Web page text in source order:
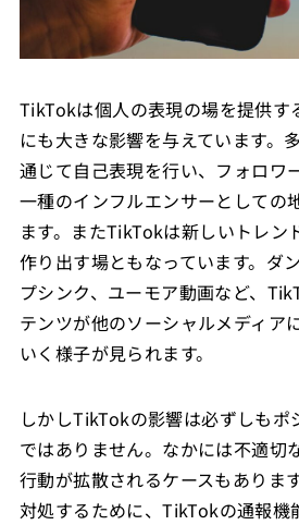
TikTokは個人の表現の場を提供す
にも大きな影響を与えています。
通じて自己表現を行い、フォロワ
一種のインフルエンサーとしての
ます。またTikTokは新しいトレン
作り出す場ともなっています。ダ
プシンク、ユーモア動画など、
テンツが他のソーシャルメディア
いく様子が見られます。
しかしTikTokの影響は必ずしもポ
ではありません。なかには不適切
行動が拡散されるケースもありま
対処するために、TikTokの通報機